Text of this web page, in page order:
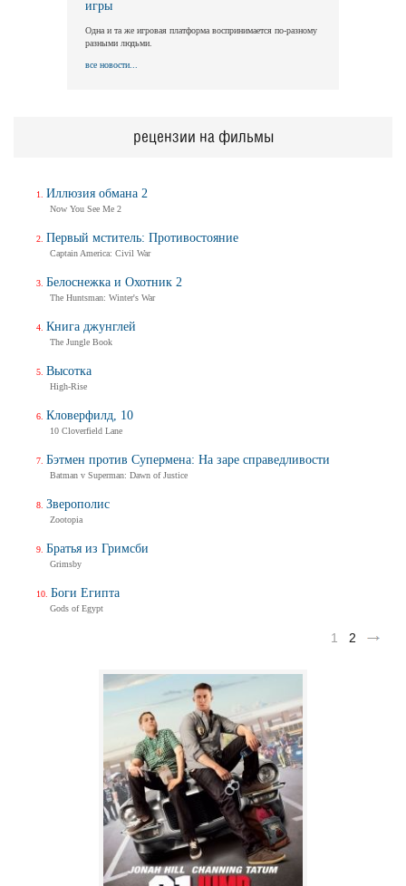
1 2
игры
Одна и та же игровая платформа воспринимается по-разному
разными людьми.
все новости...
рецензии на фильмы
Иллюзия обмана 2
Now You See Me 2
Первый мститель: Противостояние
Captain America: Civil War
Белоснежка и Охотник 2
The Huntsman: Winter's War
Книга джунглей
The Jungle Book
Высотка
High-Rise
Кловерфилд, 10
10 Cloverfield Lane
Бэтмен против Супермена: На заре справедливости
Batman v Superman: Dawn of Justice
Зверополис
Zootopia
Братья из Гримсби
Grimsby
Боги Египта
Gods of Egypt